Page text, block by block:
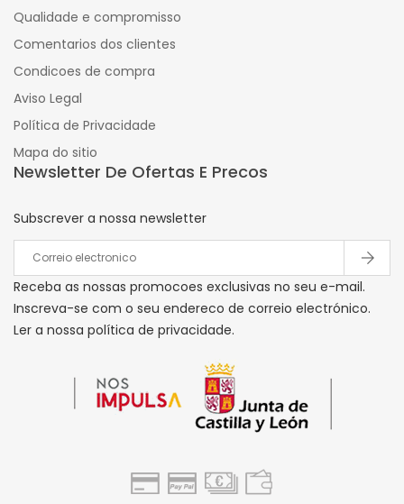
Qualidade e compromisso
Comentarios dos clientes
Condicoes de compra
Aviso Legal
Política de Privacidade
Mapa do sitio
Newsletter De Ofertas E Precos
Subscrever a nossa newsletter
Receba as nossas promocoes exclusivas no seu e-mail.
Inscreva-se com o seu endereco de correio electrónico.
Ler a nossa política de privacidade.